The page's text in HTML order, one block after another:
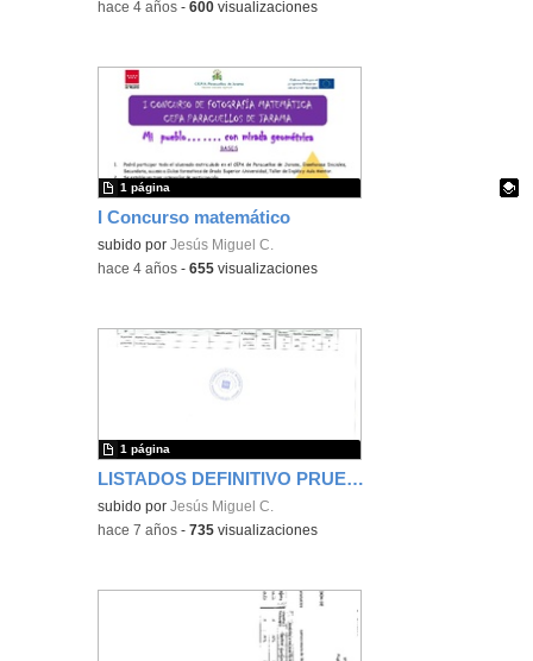
-hace 4 años -600 visualizaciones
I Concurso matemático
Contenido educativo.
subido porJesús Miguel C.
1 página
-hace 4 años -655 visualizaciones
LISTADOS DEFINITIVO PRUEBAS LIBRES CEPA PARACUELLOS
subido porJesús Miguel C.
1 página
-hace 7 años -735 visualizaciones